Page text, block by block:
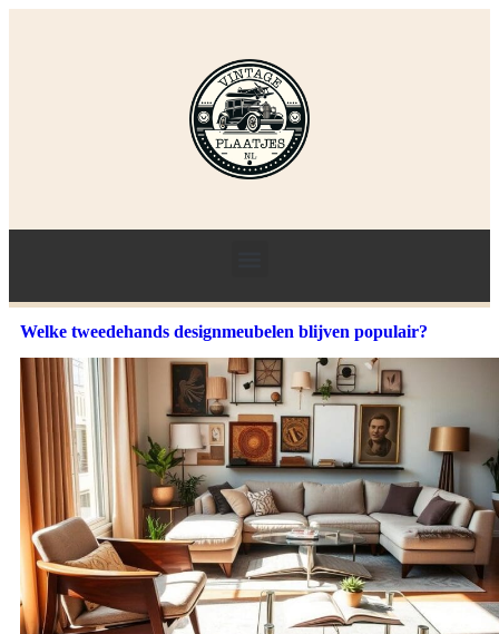
Welke tweedehands designmeubelen blijven populair?